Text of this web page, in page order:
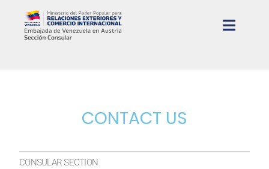
CONTACT US
CONSULAR SECTION